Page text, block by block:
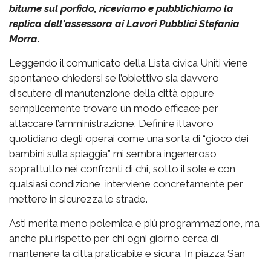
bitume sul porfido, riceviamo e pubblichiamo la
replica dell'assessora ai Lavori Pubblici Stefania
Morra.
Leggendo il comunicato della Lista civica Uniti viene
spontaneo chiedersi se l’obiettivo sia davvero
discutere di manutenzione della città oppure
semplicemente trovare un modo efficace per
attaccare l’amministrazione. Definire il lavoro
quotidiano degli operai come una sorta di “gioco dei
bambini sulla spiaggia” mi sembra ingeneroso,
soprattutto nei confronti di chi, sotto il sole e con
qualsiasi condizione, interviene concretamente per
mettere in sicurezza le strade.
Asti merita meno polemica e più programmazione, ma
anche più rispetto per chi ogni giorno cerca di
mantenere la città praticabile e sicura. In piazza San